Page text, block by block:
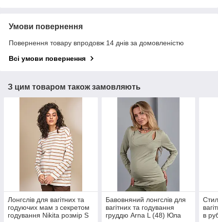
Умови повернення
Повернення товару впродовж 14 днів за домовленістю
Всі умови повернення
З цим товаром також замовляють
Лонгслів для вагітних та
годуючих мам з секретом
годування Nikita розмір S
Бавовняний лонгслів для
вагітних та годування
груддю Arna L (48) Юла
в